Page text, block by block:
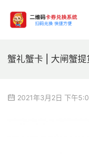
蟹礼蟹卡 | 大闸蟹提
2021年3月2日 下午